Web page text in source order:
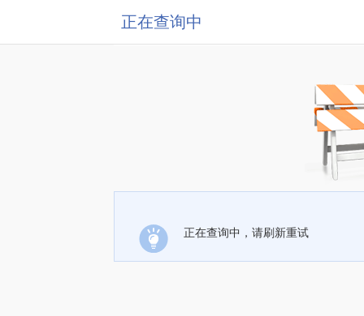
正在查询中
正在查询中，请刷新重试